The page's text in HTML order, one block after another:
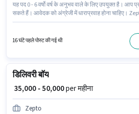
यह पद 0 - 6 वर्षो वर्ष के अनुभव वाले के लिए उपयुक्त है। आप
सकते हैं। आवेदक को अंग्रेजी में धाराप्रवाह होना चाहिए।
16 घंटे पहले पोस्ट की गई थी
डिलिवरी बॉय
₹ 35,000 - 50,000per महीना
Zepto